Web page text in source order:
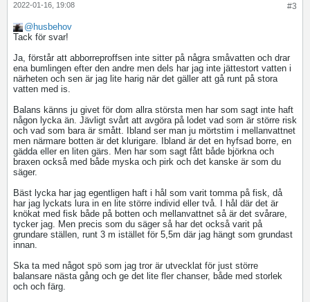
#3
2022-01-16, 19:08
husbehov
Tack för svar!
Ja, förstår att abborreproffsen inte sitter på några småvatten och drar
ena bumlingen efter den andre men dels har jag inte jättestort vatten i
närheten och sen är jag lite harig när det gäller att gå runt på stora
vatten med is.
Balans känns ju givet för dom allra största men har som sagt inte haft
någon lycka än. Jävligt svårt att avgöra på lodet vad som är större risk
och vad som bara är smått. Ibland ser man ju mörtstim i mellanvattnet
men närmare botten är det klurigare. Ibland är det en hyfsad borre, en
gädda eller en liten gärs. Men har som sagt fått både björkna och
braxen också med både myska och pirk och det kanske är som du
säger.
Bäst lycka har jag egentligen haft i hål som varit tomma på fisk, då
har jag lyckats lura in en lite större individ eller två. I hål där det är
knökat med fisk både på botten och mellanvattnet så är det svårare,
tycker jag. Men precis som du säger så har det också varit på
grundare ställen, runt 3 m istället för 5,5m där jag hängt som grundast
innan.
Ska ta med något spö som jag tror är utvecklat för just större
balansare nästa gång och ge det lite fler chanser, både med storlek
och och färg.